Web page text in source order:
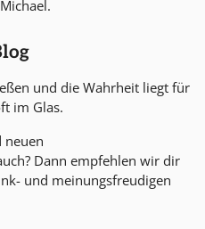
und die Wahrheit liegt für
im Glas.
neuen
Dann empfehlen wir dir
und meinungsfreudigen